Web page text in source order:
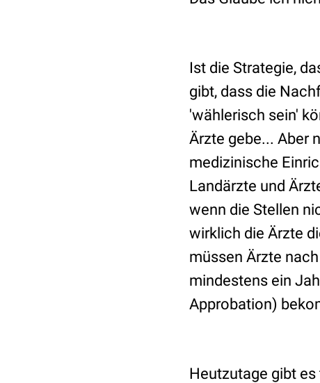
Ist die Strategie,
gibt, dass die
'wählerisch sein'
Ärzte gebe... Aber
medizinische
Landärzte und
wenn die Stellen
wirklich die Ärzte
müssen Ärzte
mindestens ein
Approbation)
Heutzutage gibt